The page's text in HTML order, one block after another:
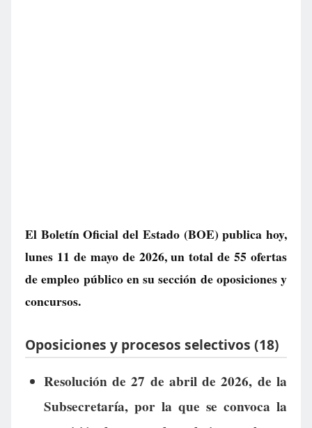
El Boletín Oficial del Estado (BOE) publica hoy,
lunes 11 de mayo de 2026, un total de55 ofertas
de empleo públicoen su sección de oposiciones y
concursos.
Oposiciones y procesos selectivos (18)
Resolución de 27 de abril de 2026, de la
Subsecretaría, por la que se convoca la